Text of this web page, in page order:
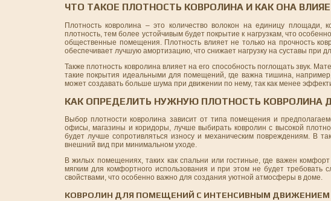
ЧТО ТАКОЕ ПЛОТНОСТЬ КОВРОЛИНА И КАК ОНА
Плотность ковролина – это количество волокон на единицу площади,
плотность, тем более устойчивым будет покрытие к нагрузкам, что
общественные помещения. Плотность влияет не только на прочность
обеспечивает лучшую амортизацию, что снижает нагрузку на суставы при
Также плотность ковролина влияет на его способность поглощать звук.
такие покрытия идеальными для помещений, где важна тишина,
может создавать больше шума при движении по нему, так как менее
КАК ОПРЕДЕЛИТЬ НУЖНУЮ ПЛОТНОСТЬ КОВРОЛИНА
Выбор плотности ковролина зависит от типа помещения и
офисы, магазины и коридоры, лучше выбирать ковролин с высокой
будет лучше сопротивляться износу и механическим повреждениям. В
внешний вид при минимальном уходе.
В жилых помещениях, таких как спальни или гостиные, где важен
мягким для комфортного использования и при этом не будет
свойствами, что особенно важно для создания уютной атмосферы в доме.
КОВРОЛИН ДЛЯ ПОМЕЩЕНИЙ С ИНТЕНСИВНЫМ ДВИЖЕНИЕМ